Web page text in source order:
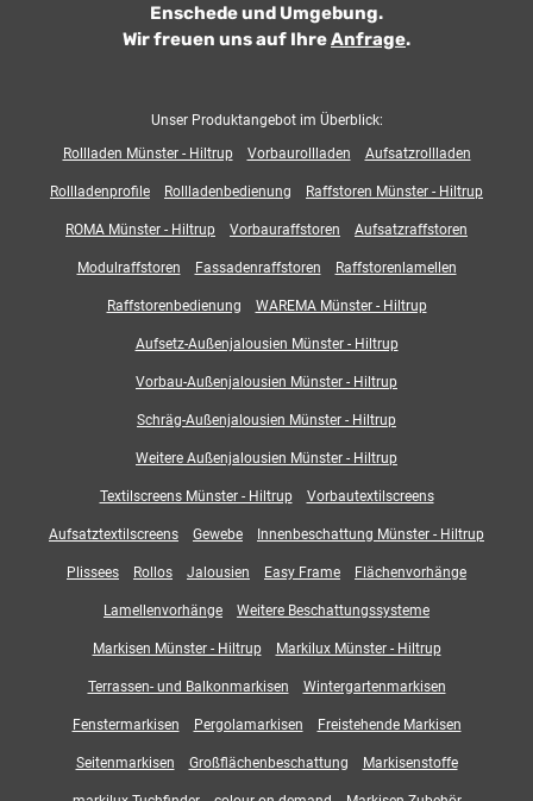
Enschede und Umgebung.
Wir freuen uns auf IhreAnfrage.
Unser Produktangebot im Überblick:
Rollladen Münster - Hiltrup
Vorbaurollladen Aufsatzrollladen
Rollladenprofile Rollladenbedienung Raffstoren Münster - Hiltrup
ROMA Münster - Hiltrup Vorbauraffstoren Aufsatzraffstoren
Modulraffstoren Fassadenraffstoren Raffstorenlamellen
Raffstorenbedienung WAREMA Münster - Hiltrup
Aufsetz-Außenjalousien Münster - Hiltrup
Vorbau-Außenjalousien Münster - Hiltrup
Schräg-Außenjalousien Münster - Hiltrup
Weitere Außenjalousien Münster - Hiltrup
Textilscreens Münster - Hiltrup Vorbautextilscreens
Aufsatztextilscreens Gewebe Innenbeschattung Münster - Hiltrup
Plissees Rollos Jalousien Easy Frame Flächenvorhänge
Lamellenvorhänge Weitere Beschattungssysteme
Markisen Münster - Hiltrup Markilux Münster - Hiltrup
Terrassen- und Balkonmarkisen Wintergartenmarkisen
Fenstermarkisen Pergolamarkisen Freistehende Markisen
Seitenmarkisen Großflächenbeschattung Markisenstoffe